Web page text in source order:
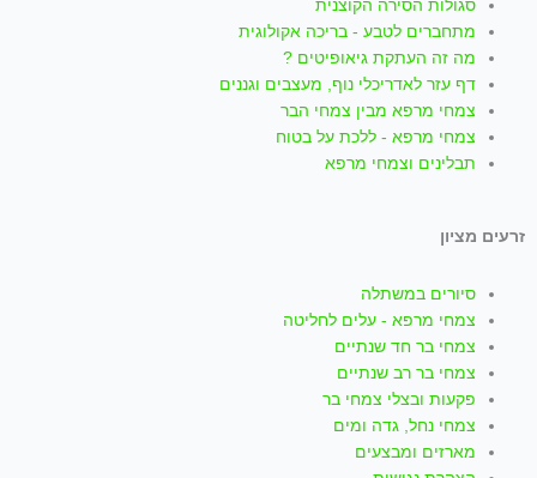
b
o
o
k
-
f
u
b
e
a
g
r
m
s
a
p
k
סגולות הסירה הקוצנית
מתחברים לטבע - בריכה אקולוגית
מה זה העתקת גיאופיטים ?
דף עזר לאדריכלי נוף, מעצבים וגננים
צמחי מרפא מבין צמחי הבר
צמחי מרפא - ללכת על בטוח
תבלינים וצמחי מרפא
זרעים מציון
סיורים במשתלה
צמחי מרפא - עלים לחליטה
צמחי בר חד שנתיים
צמחי בר רב שנתיים
פקעות ובצלי צמחי בר
צמחי נחל, גדה ומים
מארזים ומבצעים